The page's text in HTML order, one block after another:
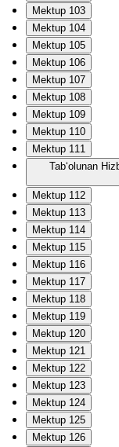
Mektup 103
Mektup 104
Mektup 105
Mektup 106
Mektup 107
Mektup 108
Mektup 109
Mektup 110
Mektup 111
Tab‘olunan
Mektup 112
Mektup 113
Mektup 114
Mektup 115
Mektup 116
Mektup 117
Mektup 118
Mektup 119
Mektup 120
Mektup 121
Mektup 122
Mektup 123
Mektup 124
Mektup 125
Mektup 126